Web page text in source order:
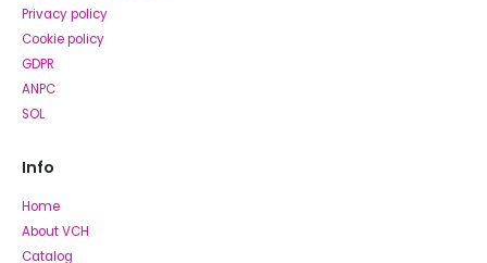
Privacy policy
Cookie policy
GDPR
ANPC
SOL
Info
Home
About VCH
Catalog